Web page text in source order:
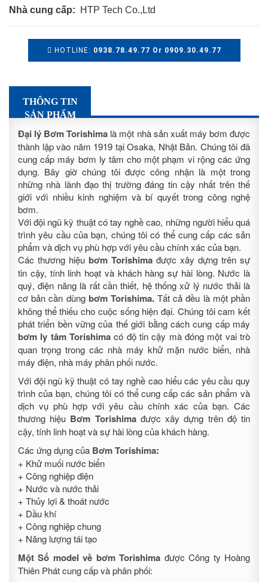
Nhà cung cấp: HTP Tech Co.,Ltd
HOTLINE: 0938.78.49.77 Or 0909.30.49.77
THÔNG TIN
SẢN PHẨM
Đại lý Bơm Torishima là một nhà sản xuất máy bơm được
thành lập vào năm 1919 tại Osaka, Nhật Bản. Chúng tôi đã
cung cấp máy bơm ly tâm cho một phạm vi rộng các ứng
dụng. Bây giờ chúng tôi được công nhận là một trong
những nhà lãnh đạo thị trường đáng tin cậy nhất trên thế
giới với nhiều kinh nghiệm và bí quyết trong công nghệ
bơm.
Với đội ngũ kỹ thuật có tay nghề cao, những người hiểu quá
trình yêu cầu của bạn, chúng tôi có thể cung cấp các sản
phẩm và dịch vụ phù hợp với yêu cầu chính xác của bạn.
Các thương hiệu bơm Torishima được xây dựng trên sự
tin cậy, tính linh hoạt và khách hàng sự hài lòng. Nước là
quý, điện năng là rất cần thiết, hệ thống xử lý nước thải là
cơ bản cần dùngbơm Torishima.Tất cả đều là một phần
không thể thiếu cho cuộc sống hiện đại. Chúng tôi cam kết
phát triển bền vững của thế giới bằng cách cung cấp máy
bơm ly tâm Torishima có độ tin cậy mà đóng một vai trò
quan trọng trong các nhà máy khử mặn nước biển, nhà
máy điện, nhà máy phân phối nước.
Với đội ngũ kỹ thuật có tay nghề cao hiểu các yêu cầu quy
trình của bạn, chúng tôi có thể cung cấp các sản phẩm và
dịch vụ phù hợp với yêu cầu chính xác của bạn. Các
thương hiệu Bơm Torishimađược xây dựng trên độ tin
cậy, tính linh hoạt và sự hài lòng của khách hàng.
Các ứng dụng của Bơm Torishima:
+ Khử muối nước biển
+ Công nghiệp điện
+ Nước và nước thải
+ Thủy lợi & thoát nước
+ Dầu khí
+ Công nghiệp chung
+ Năng lượng tái tạo
Một Số model về bơm Torishima được Công ty Hoàng
Thiên Phát cung cấp và phân phối: